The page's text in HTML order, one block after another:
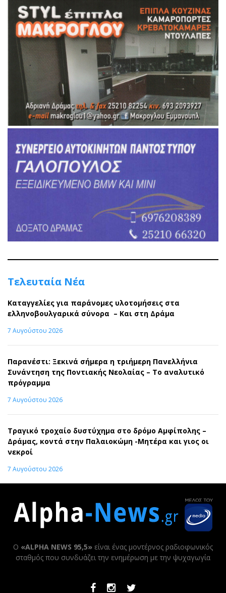
Τελευταία Νέα
Καταγγελίες για παράνομες υλοτομήσεις στα
ελληνοβουλγαρικά σύνορα – Και στη Δράμα
7 Αυγούστου 2026
Παρανέστι: Ξεκινά σήμερα η τριήμερη Πανελλήνια
Συνάντηση της Ποντιακής Νεολαίας – Το αναλυτικό
πρόγραμμα
7 Αυγούστου 2026
Τραγικό τροχαίο δυστύχημα στο δρόμο Αμφίπολης –
Δράμας, κοντά στην Παλαιοκώμη -Μητέρα και γιος οι
νεκροί
7 Αυγούστου 2026
Ο «ALPHA NEWS 95,5» είναι ένας μοντέρνος ραδιοφωνικός
σταθμός που συνδυάζει την ενημέρωση με την ψυχαγωγία